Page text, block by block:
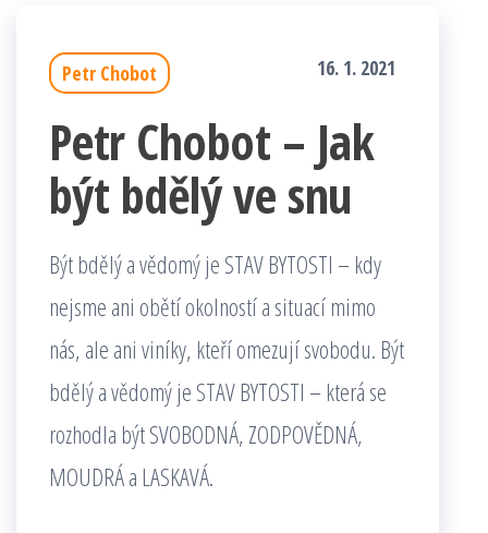
Petr Chobot 16. 1. 2021
Petr Chobot – Jak
být bdělý ve snu
Být bdělý a vědomý je STAV BYTOSTI – kdy
nejsme ani obětí okolností a situací mimo
nás, ale ani viníky, kteří omezují svobodu. Být
bdělý a vědomý je STAV BYTOSTI – která se
rozhodla být SVOBODNÁ, ZODPOVĚDNÁ,
MOUDRÁ a LASKAVÁ.